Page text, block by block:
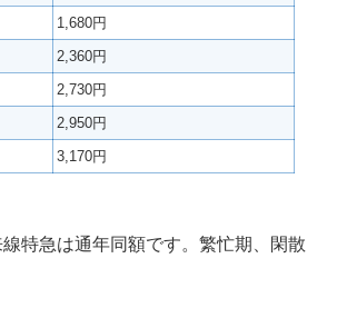
1,680円
2,360円
2,730円
2,950円
3,170円
特急は通年同額です。繁忙期、閑散